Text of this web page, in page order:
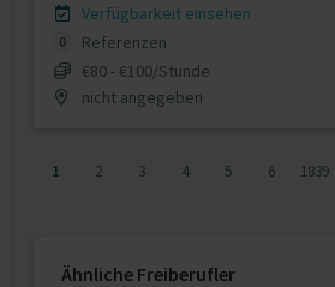
Verfügbarkeit einsehen
0
Referenzen
€80 - €100/Stunde
nicht angegeben
1 2 3 4 5 6 1839
Ähnliche Freiberufler